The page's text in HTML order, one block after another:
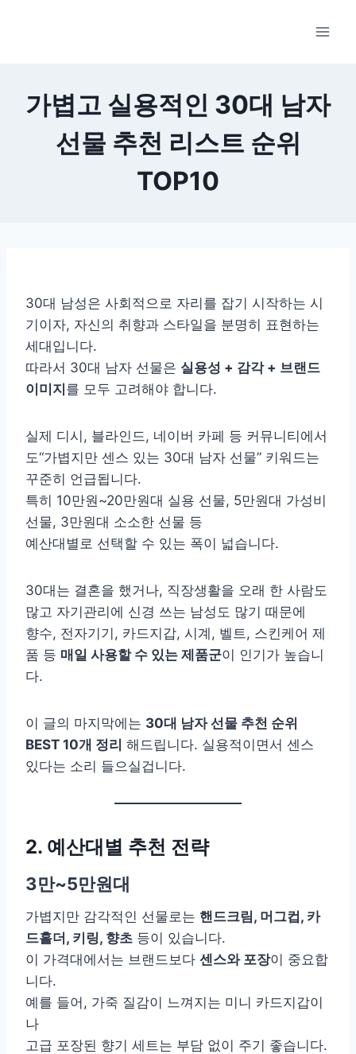
가볍고 실용적인 30대 남자
선물 추천 리스트 순위
TOP10
30대 남성은 사회적으로 자리를 잡기 시작하는 시
기이자, 자신의 취향과 스타일을 분명히 표현하는
세대입니다.
따라서 30대 남자 선물은 실용성 + 감각 + 브랜드
이미지 를 모두 고려해야 합니다.
실제 디시, 블라인드, 네이버 카페 등 커뮤니티에서
도“가볍지만 센스 있는 30대 남자 선물” 키워드는
꾸준히 언급됩니다.
특히 10만원~20만원대 실용 선물, 5만원대 가성비
선물, 3만원대 소소한 선물 등
예산대별로 선택할 수 있는 폭이 넓습니다.
30대는 결혼을 했거나, 직장생활을 오래 한 사람도
많고 자기관리에 신경 쓰는 남성도 많기 때문에
향수, 전자기기, 카드지갑, 시계, 벨트, 스킨케어 제
품 등 매일 사용할 수 있는 제품군이 인기가 높습니
다.
이 글의 마지막에는 30대 남자 선물 추천 순위
BEST 10개 정리 해드립니다. 실용적이면서 센스
있다는 소리 들으실겁니다.
2. 예산대별 추천 전략
3만~5만원대
가볍지만 감각적인 선물로는 핸드크림, 머그컵, 카
드홀더, 키링, 향초 등이 있습니다.
이 가격대에서는 브랜드보다 센스와 포장이 중요합
니다.
예를 들어, 가죽 질감이 느껴지는 미니 카드지갑이
나
고급 포장된 향기 세트는 부담 없이 주기 좋습니다.